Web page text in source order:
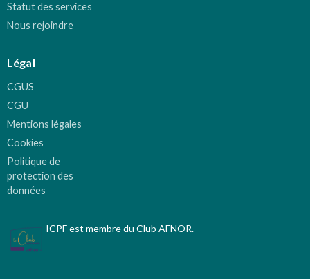
Statut des services
Nous rejoindre
Légal
CGUS
CGU
Mentions légales
Cookies
Politique de
protection des
données
ICPF est membre du Club AFNOR.